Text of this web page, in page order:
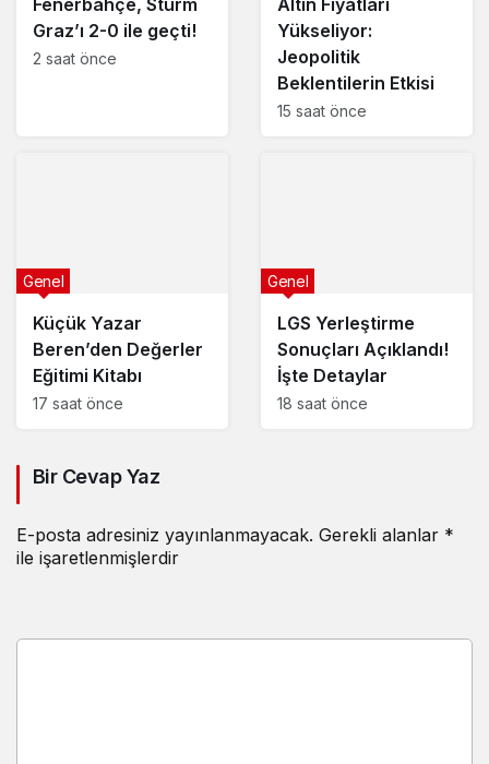
Graz’ı 2-0 ile geçti!
2 saat önce
Yükseliyor:
Jeopolitik
Beklentilerin Etkisi
15 saat önce
Küçük Yazar
Beren’den Değerler
Eğitimi Kitabı
Genel
17 saat önce
LGS Yerleştirme
Sonuçları Açıklandı!
İşte Detaylar
Genel
18 saat önce
Bir Cevap Yaz
E-posta adresiniz yayınlanmayacak. Gerekli alanlar *
ile işaretlenmişlerdir